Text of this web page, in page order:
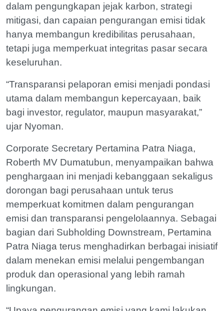
dalam pengungkapan jejak karbon, strategi
mitigasi, dan capaian pengurangan emisi tidak
hanya membangun kredibilitas perusahaan,
tetapi juga memperkuat integritas pasar secara
keseluruhan.
“Transparansi pelaporan emisi menjadi pondasi
utama dalam membangun kepercayaan, baik
bagi investor, regulator, maupun masyarakat,”
ujar Nyoman.
Corporate Secretary Pertamina Patra Niaga,
Roberth MV Dumatubun, menyampaikan bahwa
penghargaan ini menjadi kebanggaan sekaligus
dorongan bagi perusahaan untuk terus
memperkuat komitmen dalam pengurangan
emisi dan transparansi pengelolaannya. Sebagai
bagian dari Subholding Downstream, Pertamina
Patra Niaga terus menghadirkan berbagai inisiatif
dalam menekan emisi melalui pengembangan
produk dan operasional yang lebih ramah
lingkungan.